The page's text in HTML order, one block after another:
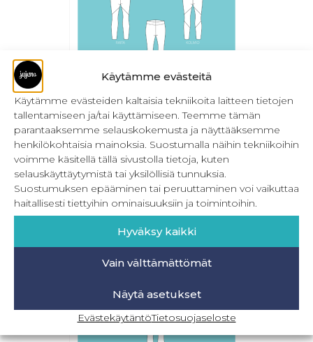
Käytämme evästeitä
Käytämme evästeiden kaltaisia tekniikoita laitteen tietojen
tallentamiseen ja/tai käyttämiseen. Teemme tämän
parantaaksemme selauskokemusta ja näyttääksemme
henkilökohtaisia mainoksia. Suostumalla näihin tekniikoihin
voimme käsitellä tällä sivustolla tietoja, kuten
selauskäyttäytymistä tai yksilöllisiä tunnuksia.
Suostumuksen epääminen tai peruuttaminen voi vaikuttaa
haitallisesti tiettyihin ominaisuuksiin ja toimintoihin.
Hyväksy kaikki
Vain välttämättömät
Näytä asetukset
EvästekäytäntöTietosuojaseloste
Naisten pomppu legginsit 32-56
16,90€ Sis. ALV
Lisää ostoskoriin